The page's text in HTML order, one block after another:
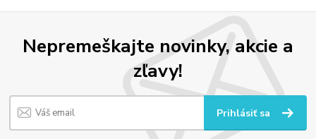
Nepremeškajte novinky, akcie a
zľavy!
Prihlásiť sa